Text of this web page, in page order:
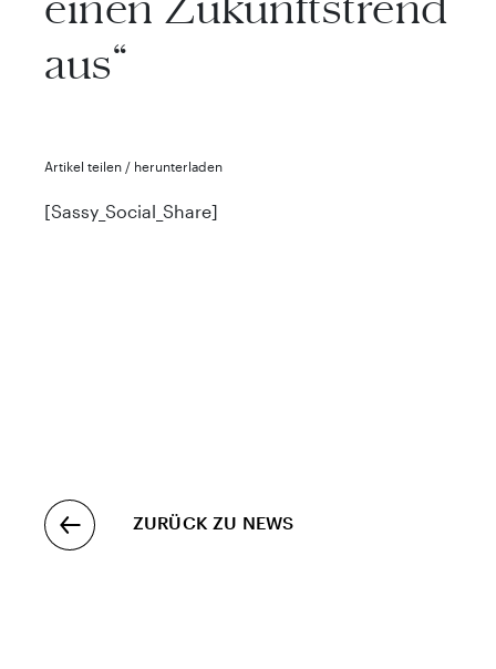
aus“
Artikel teilen / herunterladen
[Sassy_Social_Share]
ZURÜCK ZU NEWS